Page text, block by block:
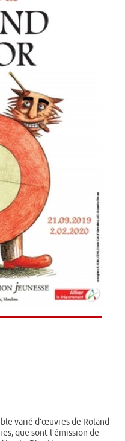
varié d’œuvres de Roland
que sont l’émission de